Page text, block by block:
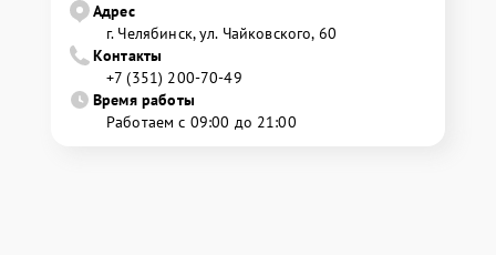
Адрес
г. Челябинск, ул. Чайковского, 60
Контакты
+7 (351) 200-70-49
Время работы
Работаем с 09:00 до 21:00